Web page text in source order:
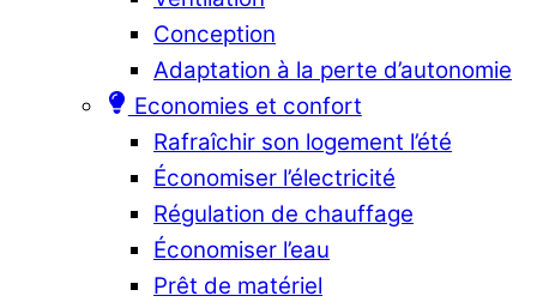
Conception
Adaptation à la perte d’autonomie
Economies et confort
Rafraîchir son logement l’été
Économiser l’électricité
Régulation de chauffage
Économiser l’eau
Prêt de matériel